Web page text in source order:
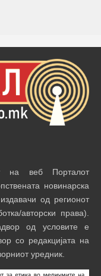
на веб Порталот
новинарска
од регионот
авторски права).
од условите е
со редакцијата на
уредник.